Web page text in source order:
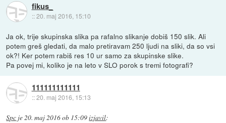
fikus_
::20. maj 2016, 15:10
Ja ok, trije skupinska slika pa rafalno slikanje dobiš 150 slik. Ali
potem greš gledati, da malo pretiravam 250 ljudi na sliki, da so vsi
ok?! Ker potem rabiš res 10 ur samo za skupinske slike.
Pa povej mi, koliko je na leto v SLO porok s tremi fotografi?
111111111111
::20. maj 2016, 15:13
Spc je20. maj 2016 ob 15:09izjavil: